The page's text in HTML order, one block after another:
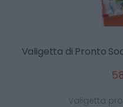
Valigetta di Pronto
Valigetta